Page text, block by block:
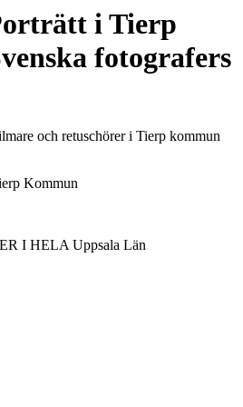
iTierp
fotografers
och retuschörer i Tierp kommun
Kommun
I HELA Uppsala Län